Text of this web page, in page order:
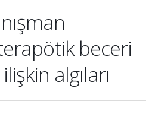
beceri
algıları